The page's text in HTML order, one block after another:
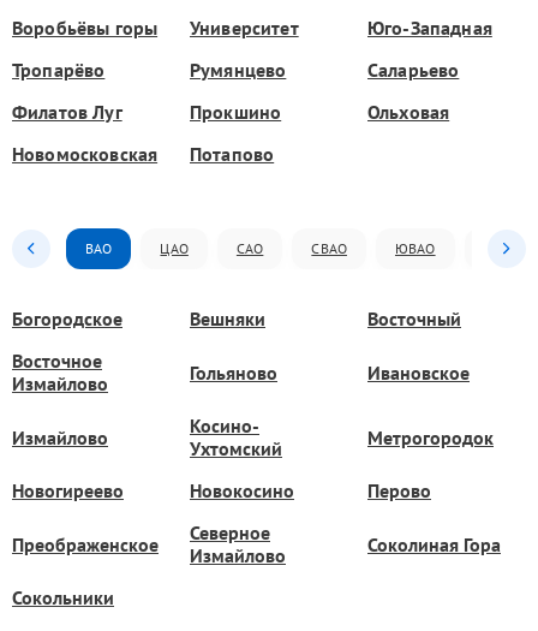
Воробьёвы горы
Университет
Юго-Западная
Тропарёво
Румянцево
Саларьево
Филатов Луг
Прокшино
Ольховая
Новомосковская
Потапово
ВАО ЦАО САО СВАО ЮВАО ЮАО
Богородское Вешняки
Восточный
Восточное
Измайлово
Гольяново Ивановское
Измайлово
Косино-
Ухтомский
Метрогородок
Новогиреево Новокосино Перово
Преображенское
Северное
Измайлово
Соколиная Гора
Сокольники